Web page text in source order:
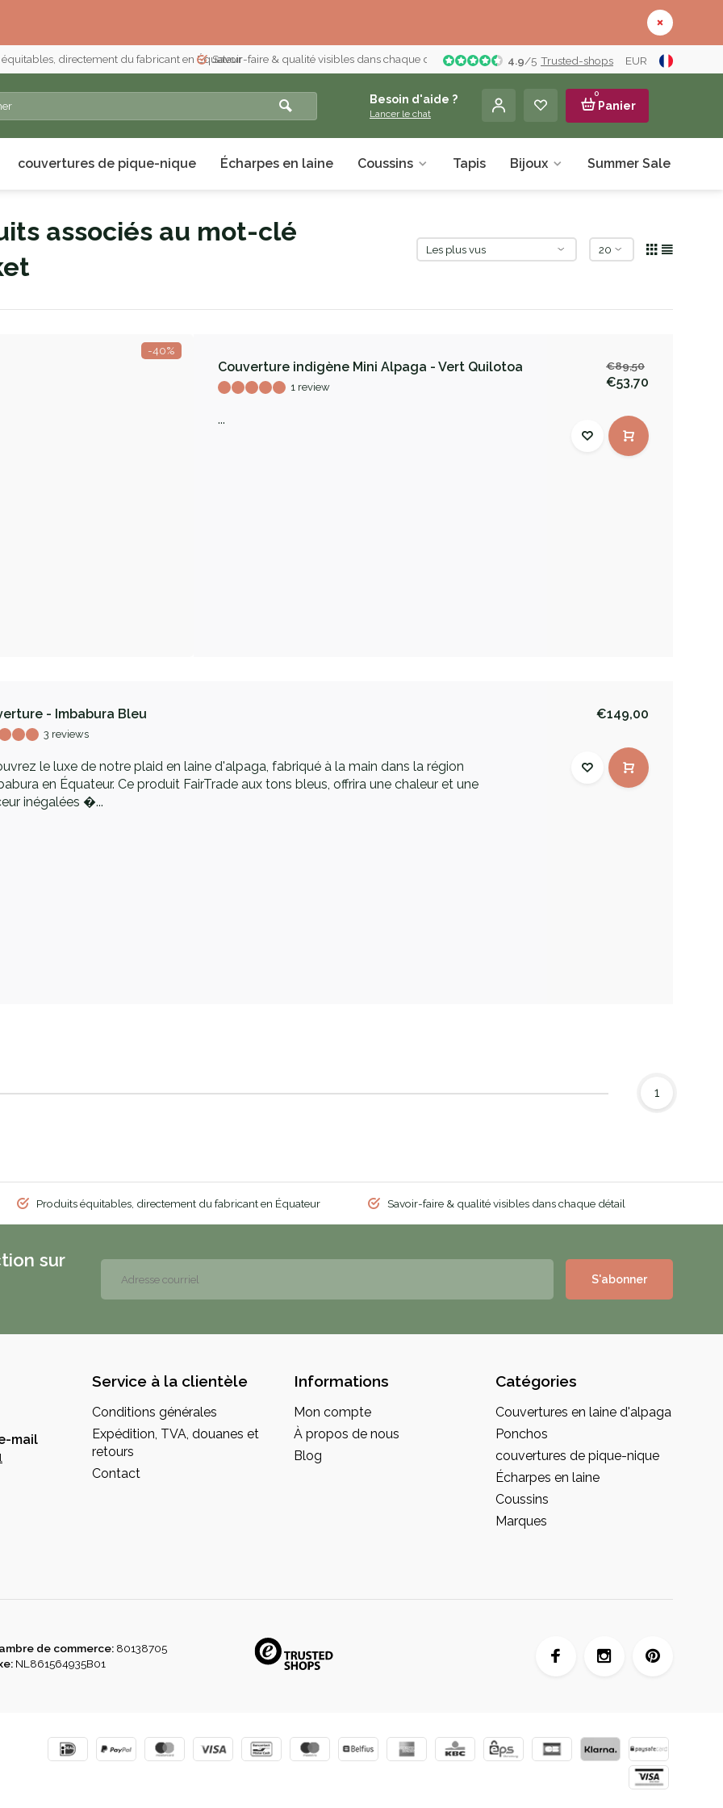
directement du fabricant en ÉquateurSavoir-faire & qualité visibles dans chaque détail 4.9/5 Trusted-shops EUR
Besoin d'aide ?
Lancer le chat
0
Panier
couvertures de pique-nique Écharpes en laine Coussins Tapis Bijoux Summer Sale
associés au mot-clé
-40%
Couverture indigène Mini Alpaga - Vert Quilotoa
1 review
...
€89,50
€53,70
- Imbabura Bleu
3 reviews
le luxe de notre plaid en laine d'alpaga, fabriqué à la main dans la région
en Équateur. Ce produit FairTrade aux tons bleus, offrira une chaleur et une
inégalées �...
€149,00
1
Produits équitables, directement du fabricant en Équateur Savoir-faire & qualité visibles dans chaque détail
sur
S'abonner
mail
Service à la clientèle
Conditions générales
Expédition, TVA, douanes et
retours
Contact
Informations
Mon compte
À propos de nous
Blog
Catégories
Couvertures en laine d'alpaga
Ponchos
couvertures de pique-nique
Écharpes en laine
Coussins
Marques
de commerce: 80138705
NL861564935B01